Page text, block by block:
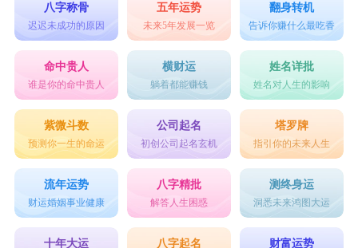
八字称骨
迟迟未成功的原因
五年运势
未来5年发展一览
翻身转机
告诉你赚什么最吃香
命中贵人
谁是你的命中贵人
横财运
躺着都能赚钱
姓名详批
姓名对人生的影响
紫微斗数
预测你一生的命运
公司起名
初创公司起名玄机
塔罗牌
指引你的未来人生
流年运势
财运婚姻事业健康
八字精批
解答人生困惑
测终身运
洞悉未来鸿图大运
十年大运 八字起名 财富运势